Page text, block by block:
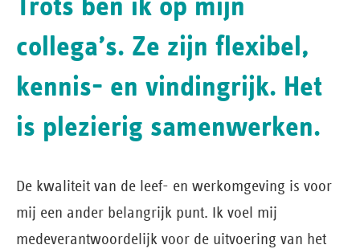
collega’s. Ze zijn flexibel,
kennis- en vindingrijk. Het
is plezierig samenwerken.
De kwaliteit van de leef- en werkomgeving is voor
mij een ander belangrijk punt. Ik voel mij
medeverantwoordelijk voor de uitvoering van het